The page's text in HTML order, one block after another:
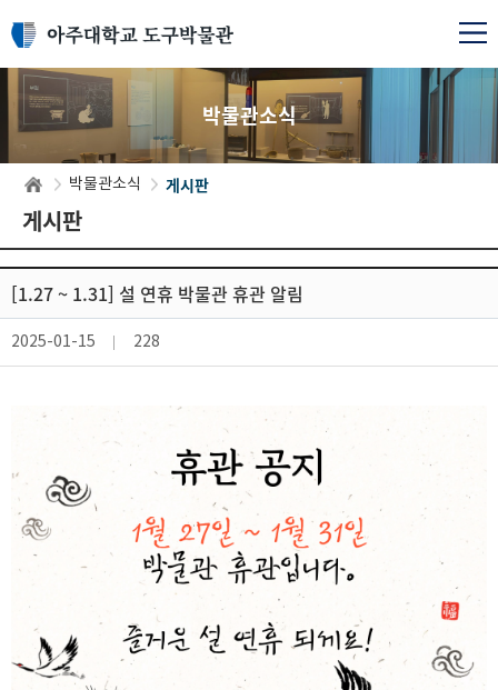
박물관소식
박물관소식 게시판
게시판
[1.27 ~ 1.31] 설 연휴 박물관 휴관 알림
2025-01-15 228